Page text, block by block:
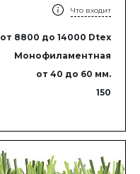
Что входит
от 8800 до 14000 Dtex
Монофиламентная
от 40 до 60 мм.
150